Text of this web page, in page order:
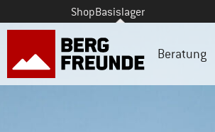
ShopBasislager
Beratung